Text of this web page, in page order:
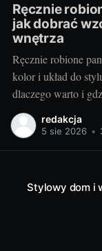
Ręcznie
jak dobrać
wnętrza
Ręcznie robione
kolor i układ do
dlaczego warto i
panele ścienne to
unikatowy rysunek
redakcja
5 sie 2026 •
Stylowy dom i